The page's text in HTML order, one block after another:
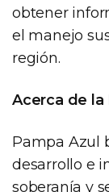
obtener
el manejo
región.
Acerca de la
Pampa Azul
desarrollo e
soberanía y